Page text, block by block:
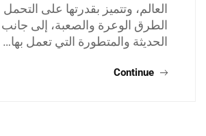
العالم، وتتميز بقدرتها على
الطرق الوعرة والصعبة، إلى جانب
الحديثة والمتطورة التي تعمل بها…
Continue